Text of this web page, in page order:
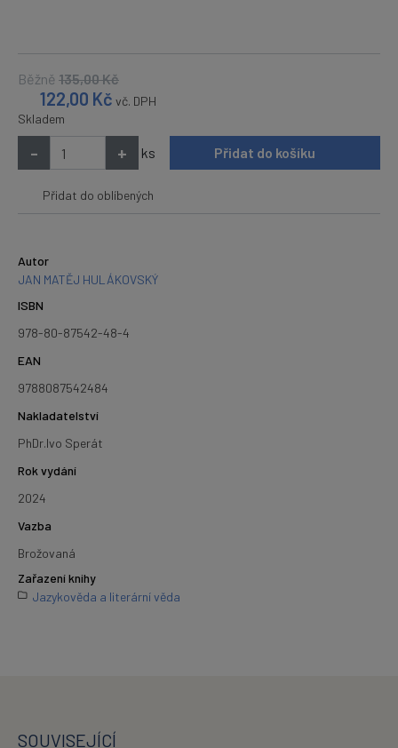
Běžně 135,00Kč
122,00 Kč vč. DPH
Skladem
- + ks Přidat do košíku
Přidat do oblíbených
Autor
JAN MATĚJ HULÁKOVSKÝ
ISBN
978-80-87542-48-4
EAN
9788087542484
Nakladatelství
PhDr.Ivo Sperát
Rok vydání
2024
Vazba
Brožovaná
Zařazení knihy
Jazykověda a literární věda
SOUVISEJÍCÍ